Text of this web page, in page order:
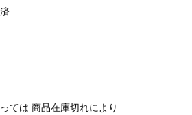
ては 商品在庫切れにより